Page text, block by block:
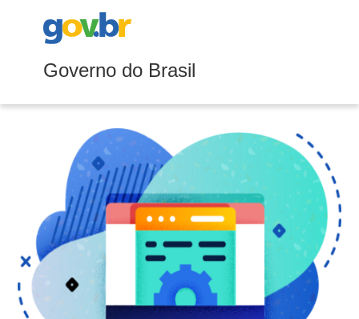
Governo do Brasil